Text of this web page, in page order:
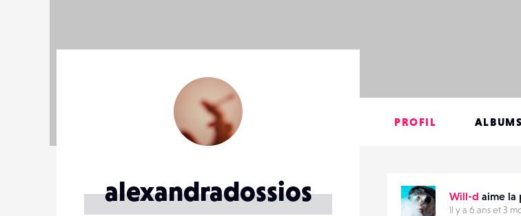
alexandradossios
PROFIL ALBUMS
Will-d aime la
Il y a 6 ans et 3